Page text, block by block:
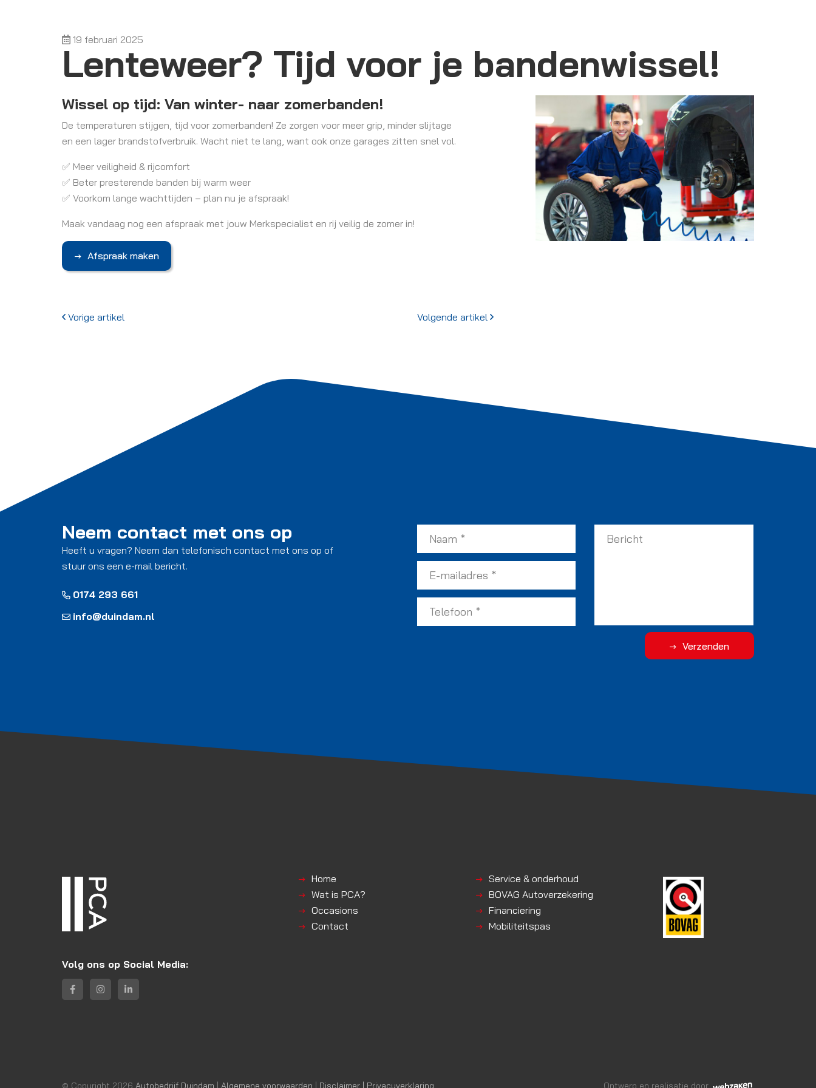
19 februari 2025
Lenteweer? Tijd voor je bandenwissel!
Wissel op tijd: Van winter- naar zomerbanden!
De temperaturen stijgen, tijd voor zomerbanden! Ze zorgen voor meer grip, minder slijtage
en een lager brandstofverbruik. Wacht niet te lang, want ook onze garages zitten snel vol.
✅ Meer veiligheid & rijcomfort
✅ Beter presterende banden bij warm weer
✅ Voorkom lange wachttijden – plan nu je afspraak!
Maak vandaag nog een afspraak met jouw Merkspecialist en rij veilig de zomer in!
Afspraak maken
Vorige artikel Volgende artikel
Neem contact met ons op
Heeft u vragen? Neem dan telefonisch contact met ons op of
stuur ons een e-mail bericht.
0174 293 661
info@duindam.nl
Verzenden
Volg ons op Social Media:
Service & onderhoud
BOVAG Autoverzekering
Financiering
Mobiliteitspas
Home
Wat is PCA?
Occasions
Contact
© Copyright 2026 Autobedrijf Duindam | Algemene voorwaarden | Disclaimer | Privacyverklaring Ontwerp en realisatie door